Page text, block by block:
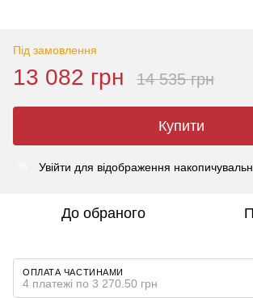
Під замовлення
13 082 грн 14 535 грн
Купити
Увійти для відображення
До обраного
ОПЛАТА ЧАСТИНАМИ
4 платежі по 3 270.50 грн